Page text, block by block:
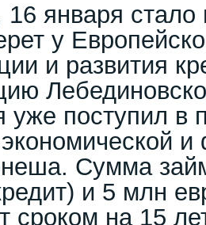
16 января стало
у
и развития
уже поступил в
Сумма
и 5 млн
сроком на 15